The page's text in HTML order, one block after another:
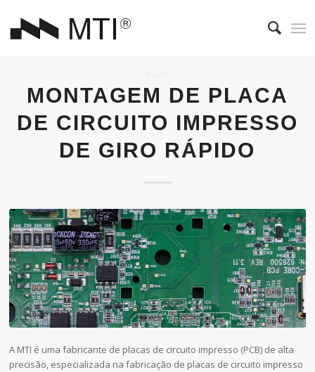
MONTAGEM DE PLACA
DE CIRCUITO IMPRESSO
DE GIRO RÁPIDO
A MTI é uma fabricante de placas de circuito impresso (PCB) de alta
precisão, especializada na fabricação de placas de circuito impresso